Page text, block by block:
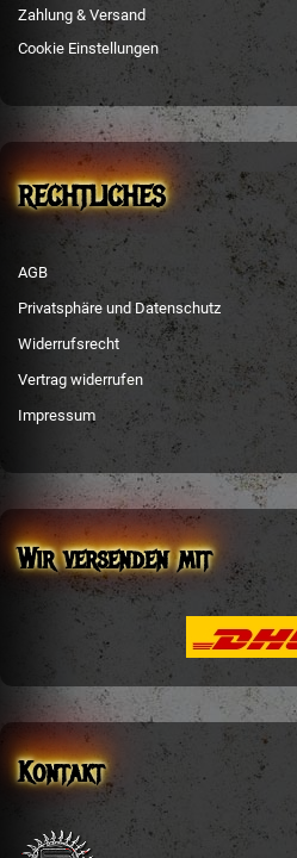
Zahlung & Versand
Cookie Einstellungen
RECHTLICHES
AGB
Privatsphäre und Datenschutz
Widerrufsrecht
Vertrag widerrufen
Impressum
Wir versenden mit
Kontakt